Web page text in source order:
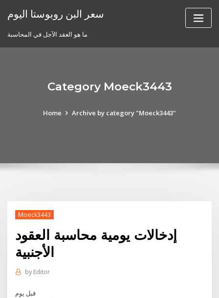
سعر البن روبوستا اليوم
ما هو العقد الآجل في المحاسبة
Category Moeck3443
Home Archive by category "Moeck3443"
Moeck3443
إدخالات يومية محاسبة العقود
الأجنبية
by Editor
قبل يوم